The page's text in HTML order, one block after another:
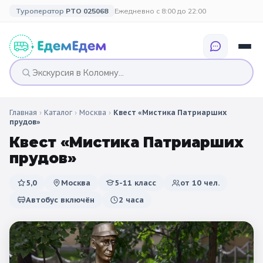
Туроператор РТО 025068 Ежедневно с 8:00 до 22:00
🎉 ПО ПРАЗДНИКАМ
Все праздники
🔔 1 сентября
🗳️ 18 сентября
🥞 Масленица
🗓️ ПО КАНИКУЛАМ
🍂 Осенние
☀️ Летние
🗓️ ПО ДЛИТЕЛЬНОСТИ
Однодневные
2 дня / 1 ночь
🎉 СОБЫТИЙНЫЕ
🍂 Осенние
🎄 Новогодние
🌷 Весенние
каникулы
🎓 Выпускные
Главная › Каталог › Москва › Квест «Мистика Патриарших
прудов»
Квест «Мистика Патриарших
прудов»
5,0 Москва 5-11 класс от 10 чел.
Автобус включён
2 часа